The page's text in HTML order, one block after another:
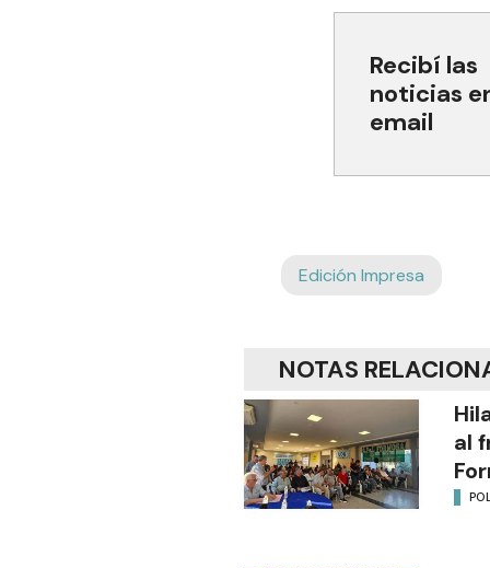
Recibí las
noticias
email
Edición Impresa
NOTAS
al